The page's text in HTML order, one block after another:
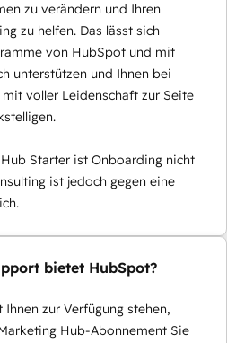
zu verändern und Ihren
zu helfen. Das lässt sich
von HubSpot und mit
unterstützen und Ihnen bei
voller Leidenschaft zur Seite
Starter ist Onboarding nicht
ist jedoch gegen eine
bietet HubSpot?
zur Verfügung stehen,
Hub-Abonnement Sie